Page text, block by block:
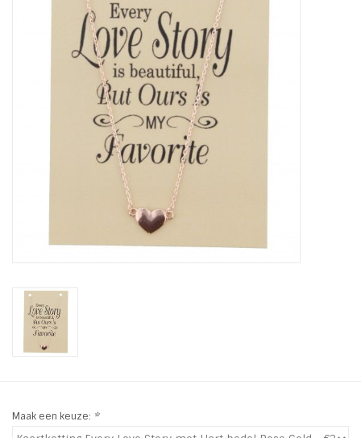
Haaraccesoires
Zonnebrillen
INSPIRATIE
Blog
Maak een keuze: *